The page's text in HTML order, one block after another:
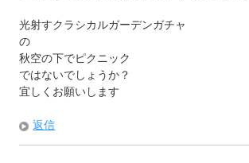
光射すクラシカルガーデンガチャ
の
秋空の下でピクニック
ではないでしょうか？
宜しくお願いします
返信